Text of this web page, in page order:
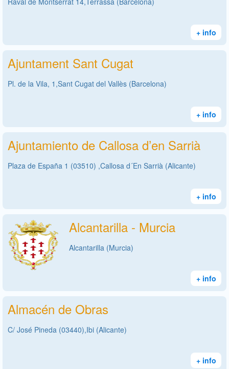
+ info
Ajuntament Sant Cugat
Pl. de la Vila, 1,Sant Cugat del Vallès (Barcelona)
+ info
Ajuntamiento de Callosa d’en Sarrià
Plaza de España 1 (03510) ,Callosa d´En Sarrià (Alicante)
+ info
Alcantarilla - Murcia
Alcantarilla (Murcia)
+ info
Almacén de Obras
C/ José Pineda (03440),Ibi (Alicante)
+ info